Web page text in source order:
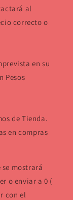
al
correcto o
en su
Pesos
de Tienda.
en compras
mostrará
o enviar a 0 (
con el